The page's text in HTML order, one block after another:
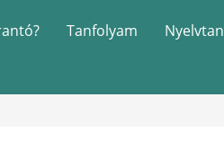
Tanfolyam Nyelvtan